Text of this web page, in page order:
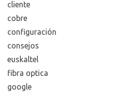
cliente
cobre
configuración
consejos
euskaltel
fibra optica
google